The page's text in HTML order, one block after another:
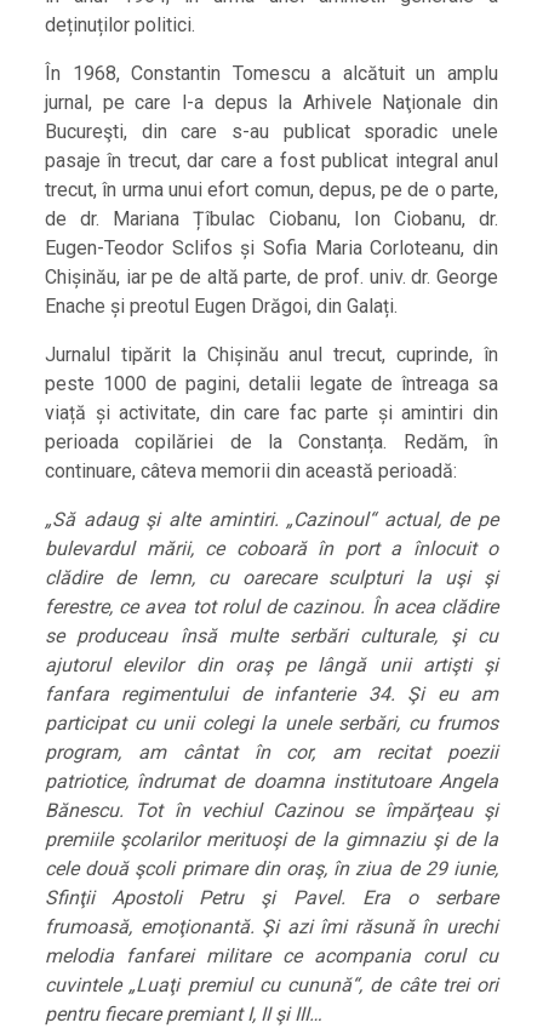
deținuților politici.
În 1968, Constantin Tomescu a alcătuit un amplu
jurnal, pe care l-a depus la Arhivele Naţionale din
Bucureşti, din care s-au publicat sporadic unele
pasaje în trecut, dar care a fost publicat integral anul
trecut, în urma unui efort comun, depus, pe de o parte,
de dr. Mariana Țîbulac Ciobanu, Ion Ciobanu, dr.
Eugen-Teodor Sclifos și Sofia Maria Corloteanu, din
Chișinău, iar pe de altă parte, de prof. univ. dr. George
Enache și preotul Eugen Drăgoi, din Galați.
Jurnalul tipărit la Chișinău anul trecut, cuprinde, în
peste 1000 de pagini, detalii legate de întreaga sa
viață și activitate, din care fac parte și amintiri din
perioada copilăriei de la Constanța. Redăm, în
continuare, câteva memorii din această perioadă:
„Să adaug şi alte amintiri. „Cazinoul“ actual, de pe
bulevardul mării, ce coboară în port a înlocuit o
clădire de lemn, cu oarecare sculpturi la uşi şi
ferestre, ce avea tot rolul de cazinou. În acea clădire
se produceau însă multe serbări culturale, şi cu
ajutorul elevilor din oraş pe lângă unii artişti şi
fanfara regimentului de infanterie 34. Şi eu am
participat cu unii colegi la unele serbări, cu frumos
program, am cântat în cor, am recitat poezii
patriotice, îndrumat de doamna institutoare Angela
Bănescu. Tot în vechiul Cazinou se împărţeau şi
premiile şcolarilor merituoşi de la gimnaziu şi de la
cele două şcoli primare din oraş, în ziua de 29 iunie,
Sfinţii Apostoli Petru şi Pavel. Era o serbare
frumoasă, emoţionantă. Şi azi îmi răsună în urechi
melodia fanfarei militare ce acompania corul cu
cuvintele „Luaţi premiul cu cunună“, de câte trei ori
pentru fiecare premiant I, II şi III…